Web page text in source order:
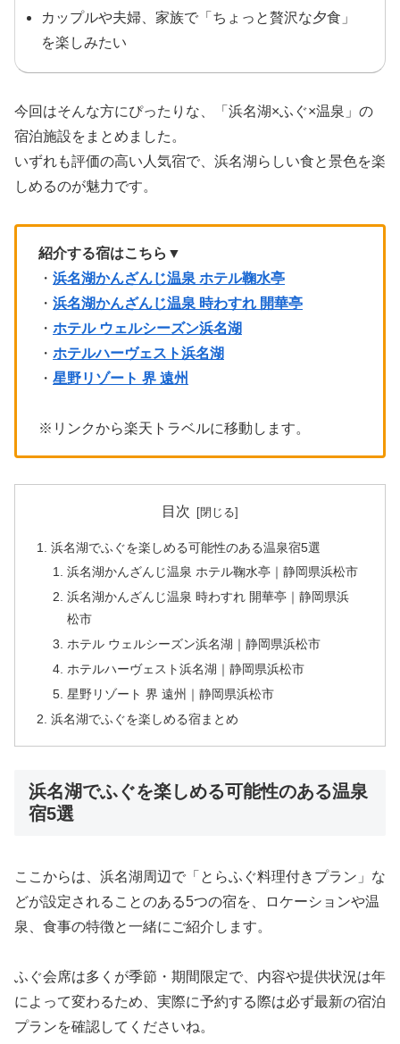
カップルや夫婦、家族で「ちょっと贅沢な夕食」
を楽しみたい
今回はそんな方にぴったりな、「浜名湖×ふぐ×温泉」の
宿泊施設をまとめました。
いずれも評価の高い人気宿で、浜名湖らしい食と景色を楽
しめるのが魅力です。
紹介する宿はこちら▼
・ 浜名湖かんざんじ温泉 ホテル鞠水亭
・ 浜名湖かんざんじ温泉 時わすれ 開華亭
・ ホテル ウェルシーズン浜名湖
・ ホテルハーヴェスト浜名湖
・ 星野リゾート 界 遠州
※リンクから楽天トラベルに移動します。
目次
浜名湖でふぐを楽しめる可能性のある温泉宿5選
浜名湖かんざんじ温泉 ホテル鞠水亭｜静岡県浜松市
浜名湖かんざんじ温泉 時わすれ 開華亭｜静岡県浜
松市
ホテル ウェルシーズン浜名湖｜静岡県浜松市
ホテルハーヴェスト浜名湖｜静岡県浜松市
星野リゾート 界 遠州｜静岡県浜松市
浜名湖でふぐを楽しめる宿まとめ
浜名湖でふぐを楽しめる可能性のある温泉
宿5選
ここからは、浜名湖周辺で「とらふぐ料理付きプラン」な
どが設定されることのある5つの宿を、ロケーションや温
泉、食事の特徴と一緒にご紹介します。
ふぐ会席は多くが季節・期間限定で、内容や提供状況は年
によって変わるため、実際に予約する際は必ず最新の宿泊
プランを確認してくださいね。